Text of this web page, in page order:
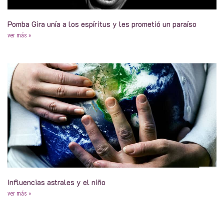
Pomba Gira unía a los espíritus y les prometió un paraíso
ver más »
Influencias astrales y el niño
ver más »